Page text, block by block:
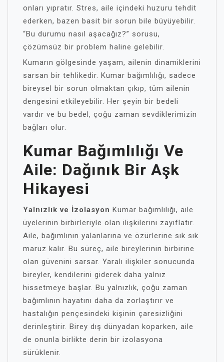
onları yıpratır. Stres, aile içindeki huzuru tehdit
ederken, bazen basit bir sorun bile büyüyebilir.
“Bu durumu nasıl aşacağız?” sorusu,
çözümsüz bir problem haline gelebilir.
Kumarın gölgesinde yaşam, ailenin dinamiklerini
sarsan bir tehlikedir. Kumar bağımlılığı, sadece
bireysel bir sorun olmaktan çıkıp, tüm ailenin
dengesini etkileyebilir. Her şeyin bir bedeli
vardır ve bu bedel, çoğu zaman sevdiklerimizin
bağları olur.
Kumar Bağımlılığı Ve
Aile: Dağınık Bir Aşk
Hikayesi
Yalnızlık ve İzolasyon Kumar bağımlılığı, aile
üyelerinin birbirleriyle olan ilişkilerini zayıflatır.
Aile, bağımlının yalanlarına ve özürlerine sık sık
maruz kalır. Bu süreç, aile bireylerinin birbirine
olan güvenini sarsar. Yaralı ilişkiler sonucunda
bireyler, kendilerini giderek daha yalnız
hissetmeye başlar. Bu yalnızlık, çoğu zaman
bağımlının hayatını daha da zorlaştırır ve
hastalığın pençesindeki kişinin çaresizliğini
derinleştirir. Birey dış dünyadan koparken, aile
de onunla birlikte derin bir izolasyona
sürüklenir.